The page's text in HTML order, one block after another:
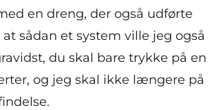
en dreng, der også udførte
sådan et system ville jeg også
du skal bare trykke på en
og jeg skal ikke længere på